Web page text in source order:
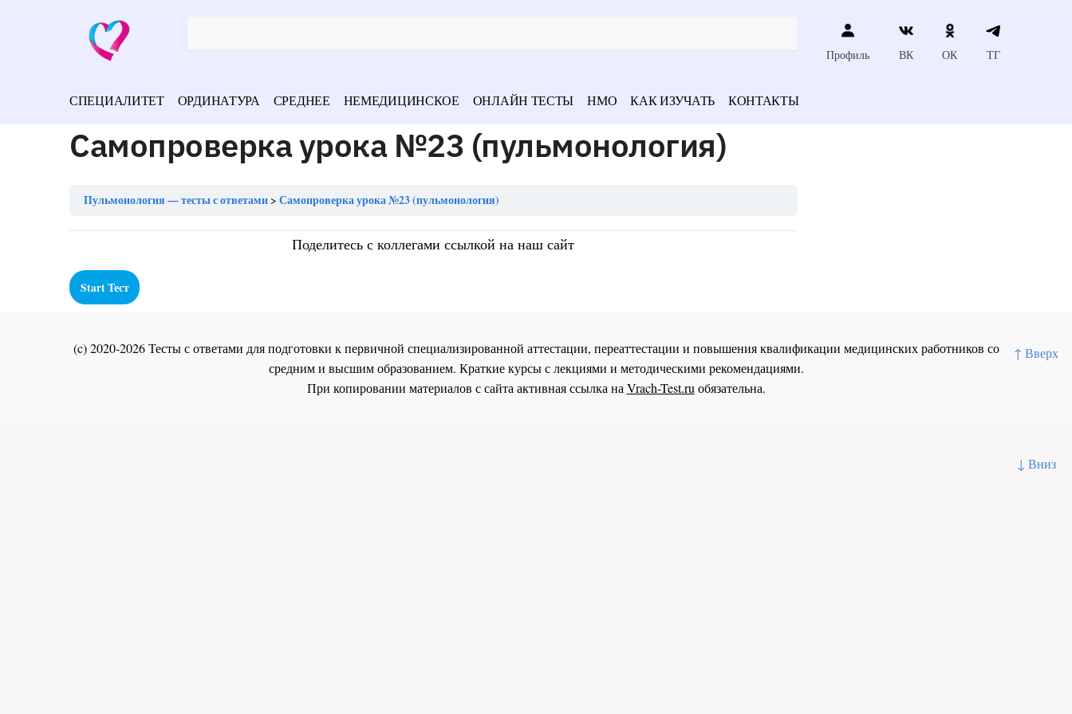
↑ Вверх
↓ Вниз
Профиль ВК ОК ТГ
СПЕЦИАЛИТЕТ ОРДИНАТУРА СРЕДНЕЕ НЕМЕДИЦИНСКОЕ ОНЛАЙН ТЕСТЫ НМО КАК ИЗУЧАТЬ КОНТАКТЫ
Самопроверка урока №23 (пульмонология)
Пульмонология — тесты с ответами Самопроверка урока №23 (пульмонология)
Поделитесь с коллегами ссылкой на наш сайт
(c) 2020-2026 Тесты с ответами для подготовки к первичной специализированной аттестации, переаттестации и повышения квалификации медицинских работников со
средним и высшим образованием. Краткие курсы с лекциями и методическими рекомендациями.
При копировании материалов с сайта активная ссылка на Vrach-Test.ru обязательна.